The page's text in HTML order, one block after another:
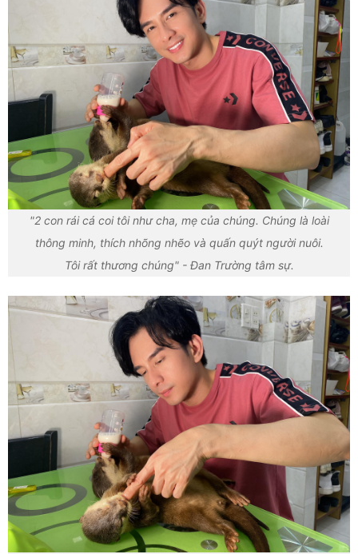
"2 con rái cá coi tôi như cha, mẹ của chúng. Chúng là loài
thông minh, thích nhõng nhẽo và quấn quýt người nuôi.
Tôi rất thương chúng" - Đan Trường tâm sự.